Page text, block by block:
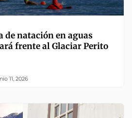
de natación en aguas
frente al Glaciar Perito
11, 2026